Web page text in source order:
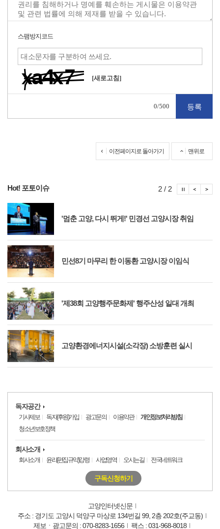
스팸방지코드
[새로고침]
0/500
이전페이지로 돌아가기 맨위로
Hot! 포토이슈
'멈춘 고양, 다시 뛰게!' 민경선 고양시장 취임
민선8기 마무리 한 이동환 고양시장 이임식
'제38회 고양행주문화제' 행주산성 일대 개최
고양환경에너지시설(소각장) 소방훈련 실시
2 / 2 포
포토이
독자공간
기사제보 독자(후원)가입 광고문의 이용약관
개인정보처리방침
청소년보호정책
회사소개
회사소개 윤리(편집규약)강령 사업영역 오시는길 전국네트워크
구독신청하기
고양인터넷신문
주소 : 경기도 고양시 덕양구 마상로 134번길 99, 2층 202호(주교동)
제보ㆍ광고문의 : 070-8283-1656
팩스 : 031-968-8018